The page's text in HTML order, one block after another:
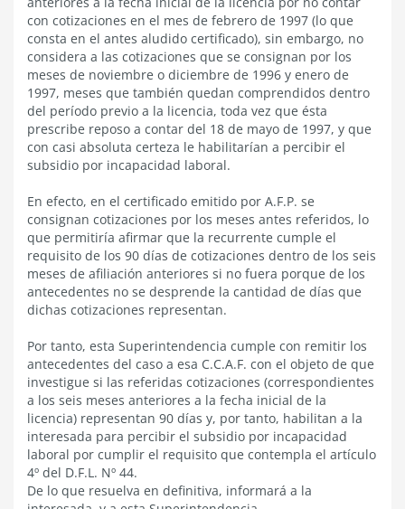
con cotizaciones en el mes de febrero de 1997 (lo que
consta en el antes aludido certificado), sin embargo, no
considera a las cotizaciones que se consignan por los
meses de noviembre o diciembre de 1996 y enero de
1997, meses que también quedan comprendidos dentro
del período previo a la licencia, toda vez que ésta
prescribe reposo a contar del 18 de mayo de 1997, y que
con casi absoluta certeza le habilitarían a percibir el
subsidio por incapacidad laboral.
En efecto, en el certificado emitido por A.F.P. se
consignan cotizaciones por los meses antes referidos, lo
que permitiría afirmar que la recurrente cumple el
requisito de los 90 días de cotizaciones dentro de los seis
meses de afiliación anteriores si no fuera porque de los
antecedentes no se desprende la cantidad de días que
dichas cotizaciones representan.
Por tanto, esta Superintendencia cumple con remitir los
antecedentes del caso a esa C.C.A.F. con el objeto de que
investigue si las referidas cotizaciones (correspondientes
a los seis meses anteriores a la fecha inicial de la
licencia) representan 90 días y, por tanto, habilitan a la
interesada para percibir el subsidio por incapacidad
laboral por cumplir el requisito que contempla el artículo
4º del D.F.L. Nº 44.
De lo que resuelva en definitiva, informará a la